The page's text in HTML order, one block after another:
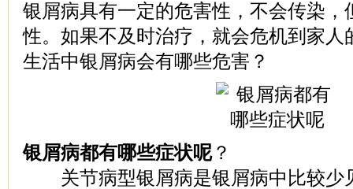
银屑病具有一定的危害性，不会传染，
性。如果不及时治疗，就会危机到家人
生活中银屑病会有哪些危害？
银屑病都有哪些症状呢？
关节病型银屑病是银屑病中比较少